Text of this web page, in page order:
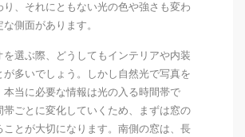
り、それにともない光の色や強さも変わ
側面があります。
を選ぶ際、どうしてもインテリアや内装
が多いでしょう。しかし自然光で写真を
本当に必要な情報は光の入る時間帯で
帯ごとに変化していくため、まずは窓の
ことが大切になります。南側の窓は、長